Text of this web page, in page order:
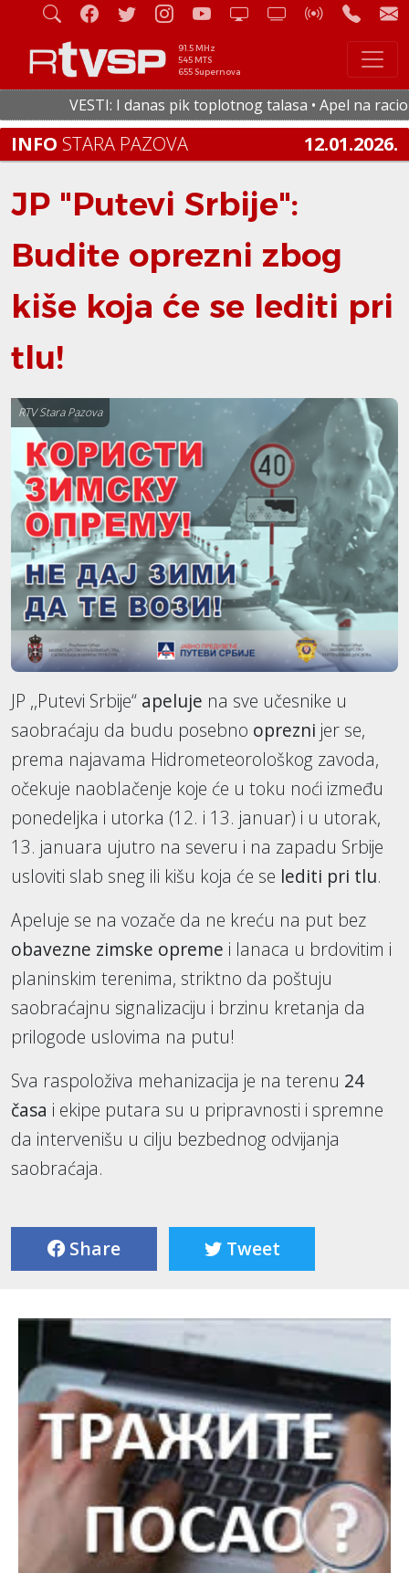
91.5 MHz
545 MTS
655 Supernova
VESTI: I danas pik toplotnog talasa • Apel na
INFO STARA PAZOVA 12.01.2026.
JP "Putevi Srbije":
Budite oprezni zbog
kiše koja će se lediti pri
tlu!
RTV Stara Pazova
JP ,,Putevi Srbije“ apeluje na sve učesnike u
saobraćaju da budu posebno oprezni jer se,
prema najavama Hidrometeorološkog zavoda,
očekuje naoblačenje koje će u toku noći između
ponedeljka i utorka (12. i 13. januar) i u utorak,
13. januara ujutro na severu i na zapadu Srbije
usloviti slab sneg ili kišu koja će se lediti pri tlu.
Apeluje se na vozače da ne kreću na put bez
obavezne zimske opreme i lanaca u brdovitim i
planinskim terenima, striktno da poštuju
saobraćajnu signalizaciju i brzinu kretanja da
prilogode uslovima na putu!
Sva raspoloživa mehanizacija je na terenu 24
časa i ekipe putara su u pripravnosti i spremne
da intervenišu u cilju bezbednog odvijanja
saobraćaja.
Share Tweet